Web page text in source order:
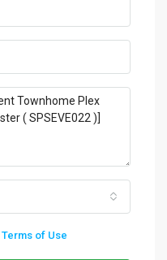
Terms of Use